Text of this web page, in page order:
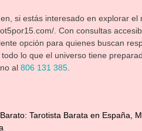
si estás interesado en explorar
. Con consultas
opción para quienes buscan
lo que el universo tiene
al 806 131 385
Tarotista Barata en España,